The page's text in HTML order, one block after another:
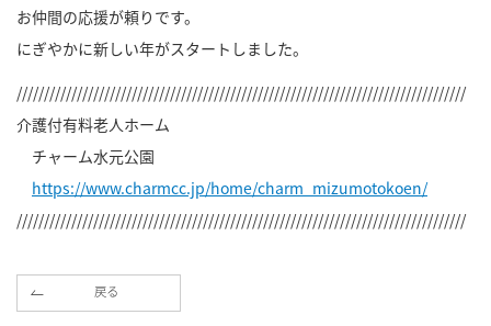
お仲間の応援が頼りです。
にぎやかに新しい年がスタートしました。
//////////////////////////////////////////////////////////////////////////////////
介護付有料老人ホーム
チャーム水元公園
https://www.charmcc.jp/home/charm_mizumotokoen/
//////////////////////////////////////////////////////////////////////////////////
戻る